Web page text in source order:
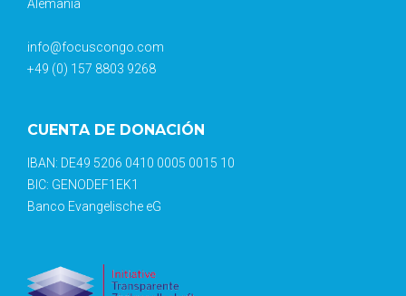
Alemania
info@focuscongo.com
+49 (0) 157 8803 9268
CUENTA DE DONACIÓN
IBAN: DE49 5206 0410 0005 0015 10
BIC: GENODEF1EK1
Banco Evangelische eG